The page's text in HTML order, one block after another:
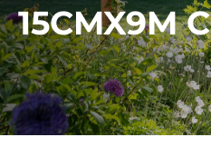
15CMX9M